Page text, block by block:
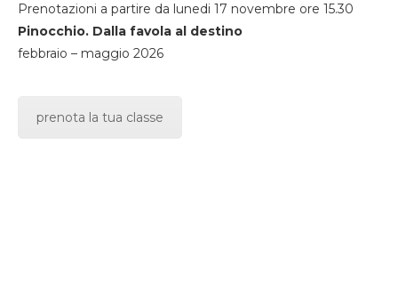
Prenotazioni a partire da lunedi 17 novembre ore 15.30
Pinocchio. Dalla favola al destino
febbraio – maggio 2026
prenota la tua classe